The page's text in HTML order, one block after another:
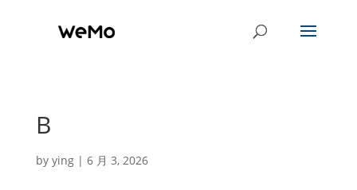
B
by ying| 6 月 3, 2026